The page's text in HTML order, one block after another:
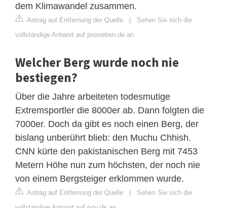
dem Klimawandel zusammen.
Antrag auf Entfernung der Quelle | Sehen Sie sich die
vollständige Antwort auf prosieben.de an
Welcher Berg wurde noch nie
bestiegen?
Über die Jahre arbeiteten todesmutige
Extremsportler die 8000er ab. Dann folgten die
7000er. Doch da gibt es noch einen Berg, der
bislang unberührt blieb: den Muchu Chhish.
CNN kürte den pakistanischen Berg mit 7453
Metern Höhe nun zum höchsten, der noch nie
von einem Bergsteiger erklommen wurde.
Antrag auf Entfernung der Quelle | Sehen Sie sich die